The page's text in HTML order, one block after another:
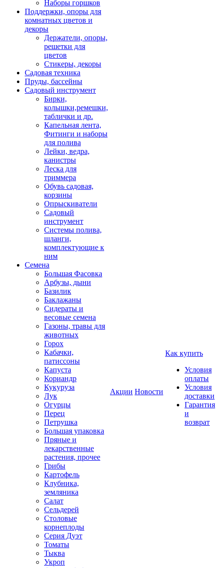
Наборы горшков
Поддержки, опоры для
комнатных цветов и
декоры
Держатели, опоры,
решетки для
цветов
Стикеры, декоры
Садовая техника
Пруды, бассейны
Садовый инструмент
Бирки,
колышки,ремешки,
таблички и др.
Капельная лента,
Фитинги и наборы
для полива
Лейки, ведра,
канистры
Леска для
триммера
Обувь садовая,
корзины
Опрыскиватели
Садовый
инструмент
Системы полива,
шланги,
комплектующие к
ним
Семена
Большая Фасовка
Арбузы, дыни
Базилик
Баклажаны
Сидераты и
весовые семена
Газоны, травы для
животных
Горох
Кабачки,
патиссоны
Капуста
Кориандр
Кукуруза
Лук
Огурцы
Перец
Петрушка
Большая упаковка
Пряные и
лекарственные
растения, прочее
Грибы
Картофель
Клубника,
земляника
Салат
Сельдерей
Столовые
корнеплоды
Серия Дуэт
Томаты
Тыква
Укроп
Акции Новости
Как купить
Условия
оплаты
Условия
доставки
Гарантия
и
возврат